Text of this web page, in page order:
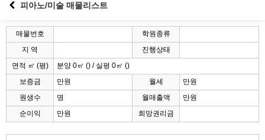
피아노/미술 매물리스트
매물번호
학원종류
지 역
진행상태
면적 ㎡ (평)
분양 0㎡ () / 실평 0㎡ ()
보증금
만원 월세
만원
원생수
명 월매출액
만원
순이익
만원 희망권리금